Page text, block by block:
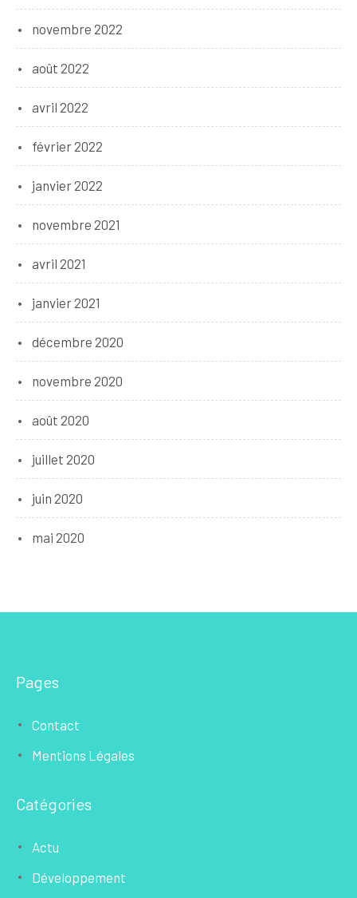
novembre 2022
août 2022
avril 2022
février 2022
janvier 2022
novembre 2021
avril 2021
janvier 2021
décembre 2020
novembre 2020
août 2020
juillet 2020
juin 2020
mai 2020
Pages
Contact
Mentions Légales
Catégories
Actu
Développement